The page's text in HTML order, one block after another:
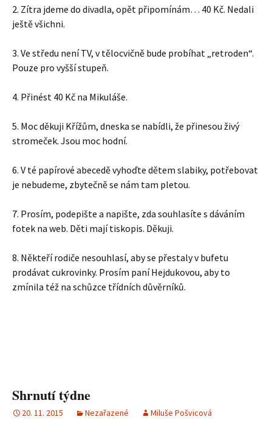
2. Zítra jdeme do divadla, opět připomínám… 40 Kč. Nedali
ještě všichni.
3. Ve středu není TV, v tělocvičně bude probíhat „retroden“.
Pouze pro vyšší stupeň.
4. Přinést 40 Kč na Mikuláše.
5. Moc děkuji Křížům, dneska se nabídli, že přinesou živý
stromeček. Jsou moc hodní.
6. V té papírové abecedě vyhoďte dětem slabiky, potřebovat
je nebudeme, zbytečně se nám tam pletou.
7. Prosím, podepište a napište, zda souhlasíte s dáváním
fotek na web. Děti mají tiskopis. Děkuji.
8. Někteří rodiče nesouhlasí, aby se přestaly v bufetu
prodávat cukrovinky. Prosím paní Hejdukovou, aby to
zmínila též na schůzce třídních důvěrníků.
Shrnutí týdne
20. 11. 2015 Nezařazené Miluše Pošvicová